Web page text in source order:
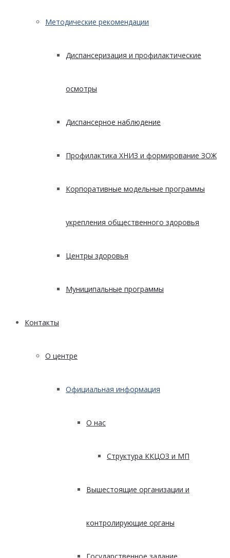
Методические рекомендации
Диспансеризация и профилактические
осмотры
Диспансерное наблюдение
Профилактика ХНИЗ и формирование ЗОЖ
Корпоративные модельные программы
укрепления общественного здоровья
Центры здоровья
Муниципальные программы
Контакты
О центре
Официальная информация
О нас
Структура ККЦОЗ и МП
Вышестоящие организации и
контролирующие органы